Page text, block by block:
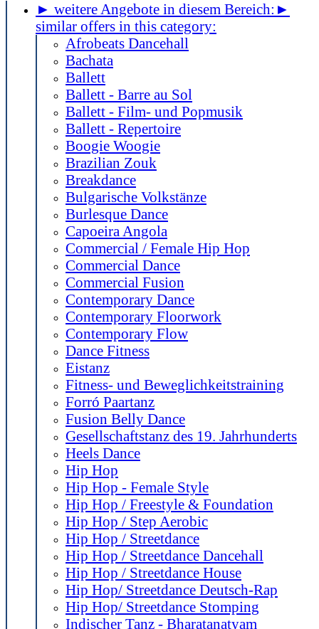
► weitere Angebote in diesem Bereich: ►
similar offers in this category:
Afrobeats Dancehall
Bachata
Ballett
Ballett - Barre au Sol
Ballett - Film- und Popmusik
Ballett - Repertoire
Boogie Woogie
Brazilian Zouk
Breakdance
Bulgarische Volkstänze
Burlesque Dance
Capoeira Angola
Commercial / Female Hip Hop
Commercial Dance
Commercial Fusion
Contemporary Dance
Contemporary Floorwork
Contemporary Flow
Dance Fitness
Eistanz
Fitness- und Beweglichkeitstraining
Forró Paartanz
Fusion Belly Dance
Gesellschaftstanz des 19. Jahrhunderts
Heels Dance
Hip Hop
Hip Hop - Female Style
Hip Hop / Freestyle & Foundation
Hip Hop / Step Aerobic
Hip Hop / Streetdance
Hip Hop / Streetdance Dancehall
Hip Hop / Streetdance House
Hip Hop/ Streetdance Deutsch-Rap
Hip Hop/ Streetdance Stomping
Indischer Tanz - Bharatanatyam